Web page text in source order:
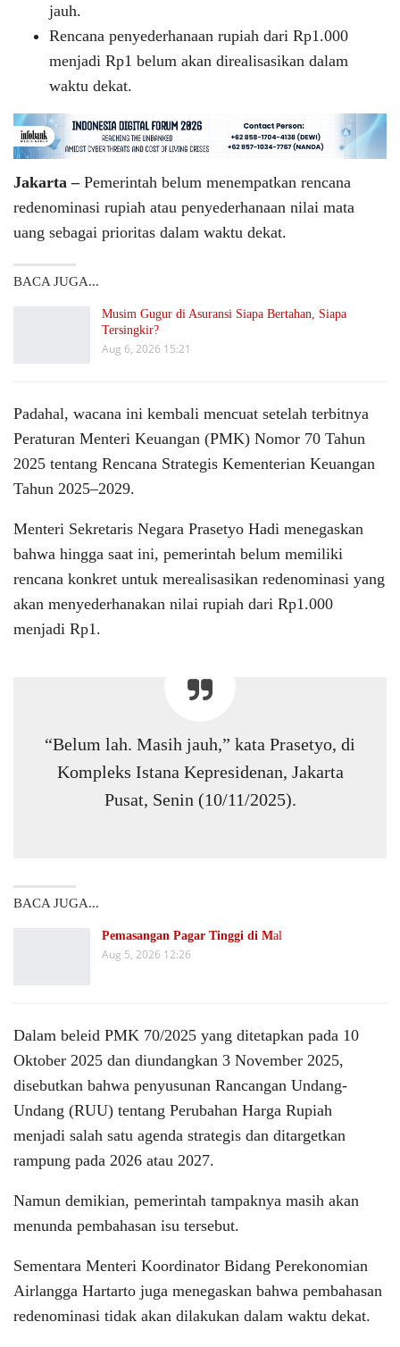
jauh.
Rencana penyederhanaan rupiah dari Rp1.000
menjadi Rp1 belum akan direalisasikan dalam
waktu dekat.
Jakarta – Pemerintah belum menempatkan rencana
redenominasi rupiah atau penyederhanaan nilai mata
uang sebagai prioritas dalam waktu dekat.
BACA JUGA...
Musim Gugur di Asuransi Siapa Bertahan, Siapa
Tersingkir?
Aug 6, 2026 15:21
Padahal, wacana ini kembali mencuat setelah terbitnya
Peraturan Menteri Keuangan (PMK) Nomor 70 Tahun
2025 tentang Rencana Strategis Kementerian Keuangan
Tahun 2025–2029.
Menteri Sekretaris Negara Prasetyo Hadi menegaskan
bahwa hingga saat ini, pemerintah belum memiliki
rencana konkret untuk merealisasikan redenominasi yang
akan menyederhanakan nilai rupiah dari Rp1.000
menjadi Rp1.
“Belum lah. Masih jauh,” kata Prasetyo, di
Kompleks Istana Kepresidenan, Jakarta
Pusat, Senin (10/11/2025).
BACA JUGA...
Pemasangan Pagar Tinggi di Mal
Aug 5, 2026 12:26
Dalam beleid PMK 70/2025 yang ditetapkan pada 10
Oktober 2025 dan diundangkan 3 November 2025,
disebutkan bahwa penyusunan Rancangan Undang-
Undang (RUU) tentang Perubahan Harga Rupiah
menjadi salah satu agenda strategis dan ditargetkan
rampung pada 2026 atau 2027.
Namun demikian, pemerintah tampaknya masih akan
menunda pembahasan isu tersebut.
Sementara Menteri Koordinator Bidang Perekonomian
Airlangga Hartarto juga menegaskan bahwa pembahasan
redenominasi tidak akan dilakukan dalam waktu dekat.